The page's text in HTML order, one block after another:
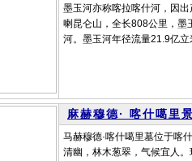
墨玉河亦称喀拉喀什河，因
喇昆仑山，全长808公里，墨
河。墨玉河年径流量21.9亿
麻赫穆德· 喀什噶里
马赫穆德·喀什噶里墓位于喀
清幽，林木葱翠，气候宜人